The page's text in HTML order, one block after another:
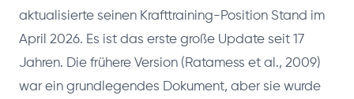
aktualisierte seinen Krafttraining-Position Stand im
April 2026. Es ist das erste große Update seit 17
Jahren. Die frühere Version (Ratamess et al., 2009)
war ein grundlegendes Dokument, aber sie wurde